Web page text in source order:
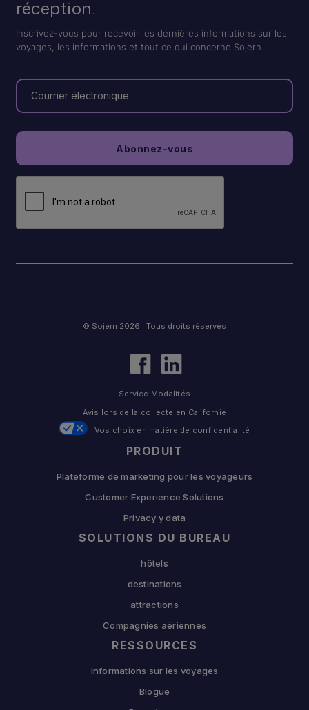
réception.
Inscrivez-vous pour recevoir les dernières informations sur les
voyages, les informations et tout ce qui concerne Sojern.
PRODUIT
Plateforme de marketing pour les voyageurs
Customer Experience Solutions
Privacy y data
SOLUTIONS DU BUREAU
hôtels
destinations
attractions
Compagnies aériennes
RESSOURCES
Informations sur les voyages
Blogue
© Sojern 2026 | Tous droits réservés
Service Modalités
Avis lors de la collecte en Californie
Vos choix en matière de confidentialité